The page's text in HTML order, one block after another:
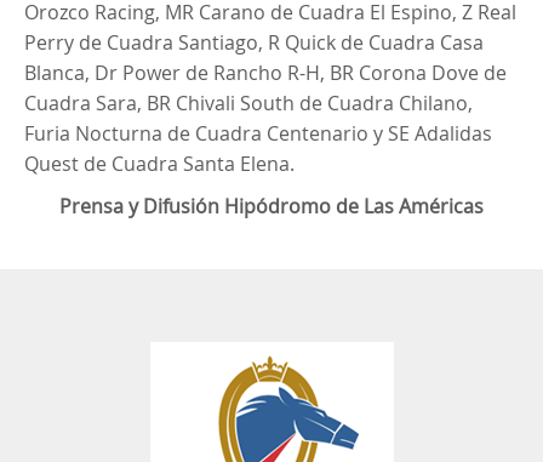
Orozco Racing, MR Carano de Cuadra El Espino, Z Real
Perry de Cuadra Santiago, R Quick de Cuadra Casa
Blanca, Dr Power de Rancho R-H, BR Corona Dove de
Cuadra Sara, BR Chivali South de Cuadra Chilano,
Furia Nocturna de Cuadra Centenario y SE Adalidas
Quest de Cuadra Santa Elena.
Prensa y Difusión Hipódromo de Las Américas